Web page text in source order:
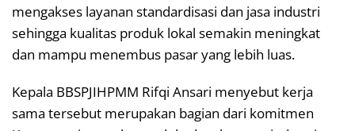
mengakses layanan standardisasi dan jasa industri
sehingga kualitas produk lokal semakin meningkat
dan mampu menembus pasar yang lebih luas.
Kepala BBSPJIHPMM Rifqi Ansari menyebut kerja
sama tersebut merupakan bagian dari komitmen